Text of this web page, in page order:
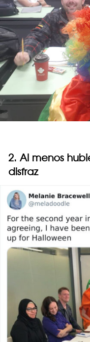
2. Al menos
disfraz